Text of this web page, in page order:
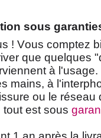
sous
! Vous comptez
que quelques
à
mains, à
ou le
est sous